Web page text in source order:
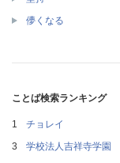
儚くなる
ことば検索ランキング
チョレイ
学校法人吉祥寺学園